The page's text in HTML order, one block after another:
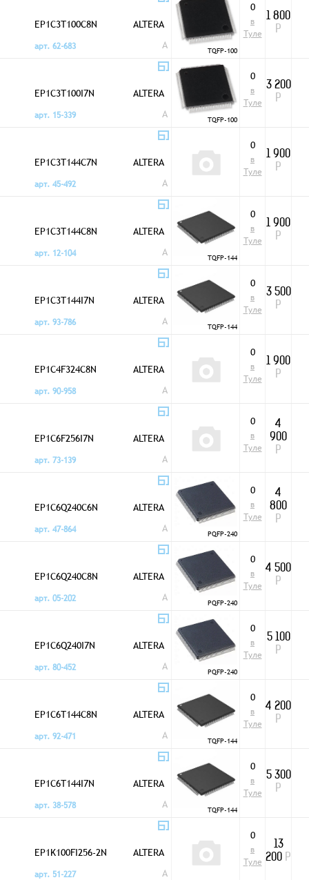
EP1C3T100C8N
ALTERA
арт. 62-683
A TQFP-100
0
в
Туле
1 800
Р
EP1C3T100I7N
ALTERA
арт. 15-339
A TQFP-100
0
в
Туле
3 200
Р
EP1C3T144C7N
ALTERA
арт. 45-492
A
0
в
Туле
1 900
Р
EP1C3T144C8N
ALTERA
арт. 12-104
A TQFP-144
0
в
Туле
1 900
Р
EP1C3T144I7N
ALTERA
арт. 93-786
A TQFP-144
0
в
Туле
3 500
Р
EP1C4F324C8N
ALTERA
арт. 90-958
A
0
в
Туле
1 900
Р
EP1C6F256I7N
ALTERA
арт. 73-139
A
0
в
Туле
4
900
Р
EP1C6Q240C6N
ALTERA
арт. 47-864
A PQFP-240
0
в
Туле
4
800
Р
EP1C6Q240C8N
ALTERA
арт. 05-202
A PQFP-240
0
в
Туле
4 500
Р
EP1C6Q240I7N
ALTERA
арт. 80-452
A PQFP-240
0
в
Туле
5 100
Р
EP1C6T144C8N
ALTERA
арт. 92-471
A TQFP-144
0
в
Туле
4 200
Р
EP1C6T144I7N
ALTERA
арт. 38-578
A TQFP-144
0
в
Туле
5 300
Р
EP1K100FI256-2N
ALTERA
арт. 51-227
A
0
в
Туле
13
200 Р